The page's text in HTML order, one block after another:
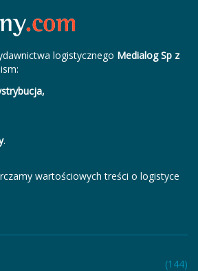
logistycznego Medialog Sp z
.
wartościowych treści o logistyce
(144)